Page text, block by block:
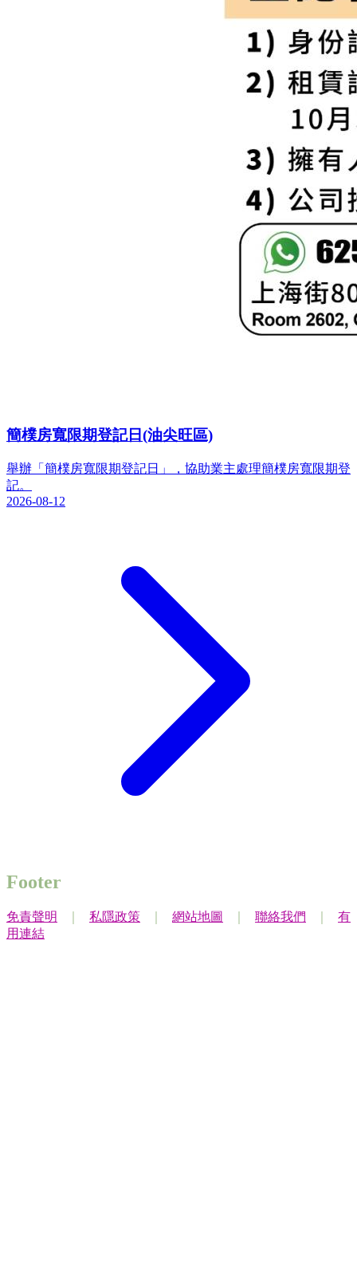
簡樸房寬限期登記日(油尖旺區)
舉辦「簡樸房寬限期登記日」，協助業主處理簡樸房寬限期登
記。
2026-08-12
Footer
免責聲明 私隱政策 網站地圖 聯絡我們
有
用連結